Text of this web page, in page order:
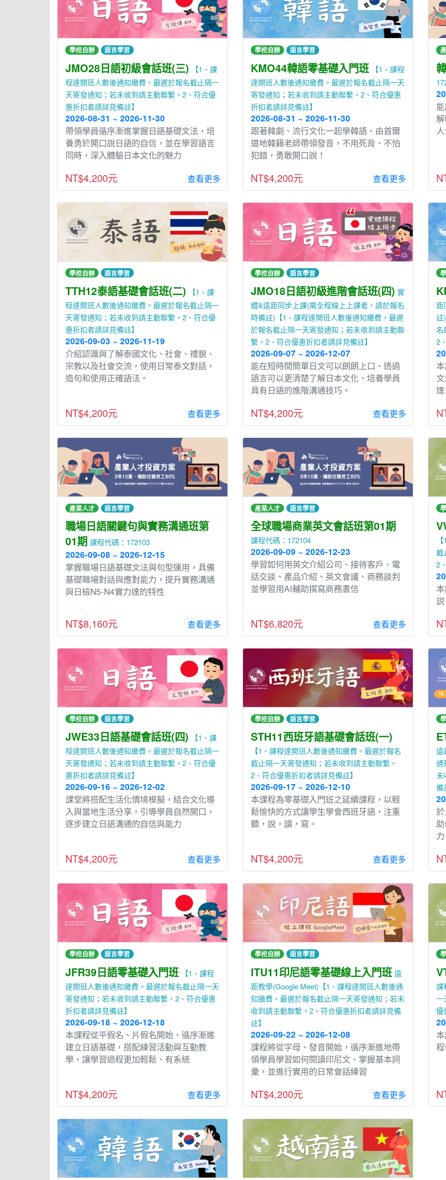
學校自辦 語言學習
JMO28日語初級會話班(三)
【1、課
程達開班人數後通知繳費。最遲於報名截止隔一
天寄發通知；若未收到請主動聯繫。2、符合優
惠折扣者請詳見備註】
2026-08-31 ~ 2026-11-30
帶領學員循序漸進掌握⽇語基礎文法，培
養勇於開⼝說⽇語的⾃信，並在學習語⾔
同時，深入體驗⽇本文化的魅力
NT$4,200元 查看更多
學校自辦 語言學習
KMO44韓語零基礎入門班
【1、課程
達開班人數後通知繳費。最遲於報名截止隔一天
寄發通知；若未收到請主動聯繫。2、符合優惠
折扣者請詳見備註】
2026-08-31 ~ 2026-11-30
跟著韓劇、流⾏文化⼀起學韓語、由⾸爾
道地韓籍老師帶領發⾳，不⽤死背、不怕
犯錯，勇敢開⼝說！
NT$4,200元 查看更多
學校自辦 語言學習
TTH12泰語基礎會話班(二)
【1、課
程達開班人數後通知繳費。最遲於報名截止隔一
天寄發通知；若未收到請主動聯繫。2、符合優
惠折扣者請詳見備註】
2026-09-03 ~ 2026-11-19
介紹認識與了解泰國文化、社會、禮貌、
宗教以及社會交流，使⽤⽇常泰文對話，
造句和使⽤正確語法。
NT$4,200元 查看更多
學校自辦 語言學習
JMO18日語初級進階會話班(四) 實
體&遠距同步上課(需全程線上上課者，請於報名
時備註)【1、課程達開班人數後通知繳費。最遲
於報名截止隔一天寄發通知；若未收到請主動聯
繫。2、符合優惠折扣者請詳見備註】
2026-09-07 ~ 2026-12-07
能在短時間簡單⽇文可以朗朗上⼝、透過
語⾔可以更清楚了解⽇本文化、培養學員
具有⽇語的進階溝通技巧。
NT$4,200元 查看更多
距
註
名
2
產業人才 語言學習
職場日語關鍵句與實務溝通班第
01期 課程代碼：172103
2026-09-08 ~ 2026-12-15
掌握職場日語基礎文法與句型運用，具備
基礎職場對話與應對能力，提升實務溝通
與日檢N5-N4實力達的特性
NT$8,160元 查看更多
產業人才 語言學習
全球職場商業英文會話班第01期
課程代碼：172104
2026-09-09 ~ 2026-12-23
學習如何用英文介紹公司、接待客戶、電
話交談、產品介紹、英文會議、商務談判
並學習用AI輔助撰寫商務書信
NT$6,820元 查看更多
截
2
學校自辦 語言學習
JWE33日語基礎會話班(四)
【1、課
程達開班人數後通知繳費。最遲於報名截止隔一
天寄發通知；若未收到請主動聯繫。2、符合優
惠折扣者請詳見備註】
2026-09-16 ~ 2026-12-02
課堂將搭配⽣活化情境模擬，結合文化導
入與當地⽣活分享，引導學員⾃然開⼝，
逐步建立⽇語溝通的⾃信與能⼒
NT$4,200元 查看更多
學校自辦 語言學習
STH11西班牙語基礎會話班(一)
【1、課程達開班人數後通知繳費。最遲於報名
截止隔一天寄發通知；若未收到請主動聯繫。
2、符合優惠折扣者請詳見備註】
2026-09-17 ~ 2026-12-10
本課程為零基礎入⾨班之延續課程，以輕
鬆愉快的⽅式讓學⽣學會⻄班牙語，注重
聽，說，讀，寫。
NT$4,200元 查看更多
遠
通
未
備
⼒
學校自辦 語言學習
JFR39日語零基礎入門班
【1、課程
達開班人數後通知繳費。最遲於報名截止隔一天
寄發通知；若未收到請主動聯繫。2、符合優惠
折扣者請詳見備註】
2026-09-18 ~ 2026-12-18
本課程從平假名、片假名開始，循序漸進
建立⽇語基礎，搭配練習活動與互動教
學，讓學習過程更加輕鬆、有系統
NT$4,200元 查看更多
學校自辦 語言學習
ITU11印尼語零基礎線上入門班 遠
距教學(Google Meet)【1、課程達開班人數後通
知繳費。最遲於報名截止隔一天寄發通知；若未
收到請主動聯繫。2、符合優惠折扣者請詳見備
註】
2026-09-22 ~ 2026-12-08
課程將從字⺟、發⾳開始，循序漸進地帶
領學員學習如何閱讀印尼文、掌握基本詞
彙，並進⾏實⽤的⽇常會話練習
NT$4,200元 查看更多
課
一
優